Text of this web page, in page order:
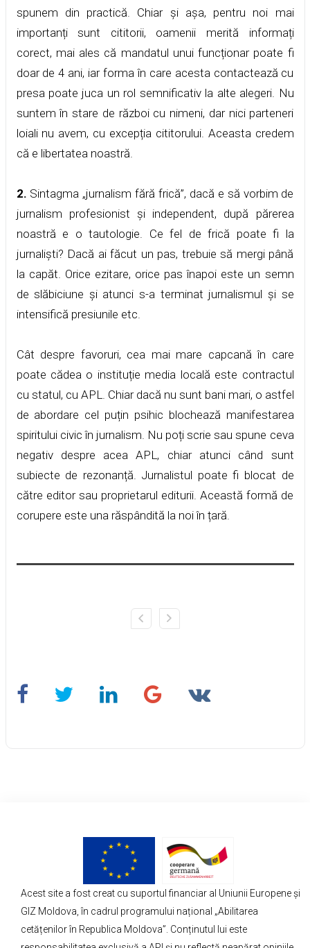
spunem din practică. Chiar și așa, pentru noi mai
importanți sunt cititorii, oamenii merită informați
corect, mai ales că mandatul unui funcționar poate fi
doar de 4 ani, iar forma în care acesta contactează cu
presa poate juca un rol semnificativ la alte alegeri. Nu
suntem în stare de război cu nimeni, dar nici parteneri
loiali nu avem, cu excepția cititorului. Aceasta credem
că e libertatea noastră.
2. Sintagma „jurnalism fără frică”, dacă e să vorbim de
jurnalism profesionist și independent, după părerea
noastră e o tautologie. Ce fel de frică poate fi la
jurnaliști? Dacă ai făcut un pas, trebuie să mergi până
la capăt. Orice ezitare, orice pas înapoi este un semn
de slăbiciune și atunci s-a terminat jurnalismul și se
intensifică presiunile etc.
Cât despre favoruri, cea mai mare capcană în care
poate cădea o instituție media locală este contractul
cu statul, cu APL. Chiar dacă nu sunt bani mari, o astfel
de abordare cel puțin psihic blochează manifestarea
spiritului civic în jurnalism. Nu poți scrie sau spune ceva
negativ despre acea APL, chiar atunci când sunt
subiecte de rezonanță. Jurnalistul poate fi blocat de
către editor sau proprietarul editurii. Această formă de
corupere este una răspândită la noi în țară.
Acest site a fost creat cu suportul financiar al Uniunii Europene și
GIZ Moldova, în cadrul programului național „Abilitarea
cetățenilor în Republica Moldova”. Conținutul lui este